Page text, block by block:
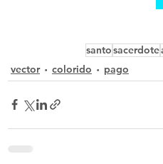
santosacerdote
vector
colorido pago